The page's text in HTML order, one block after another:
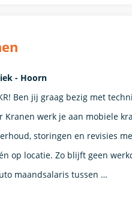
- Hoorn
Ben jij graag bezig met
werk je aan mobiele
storingen en revisies
op locatie. Zo blijft geen
maandsalaris tussen …